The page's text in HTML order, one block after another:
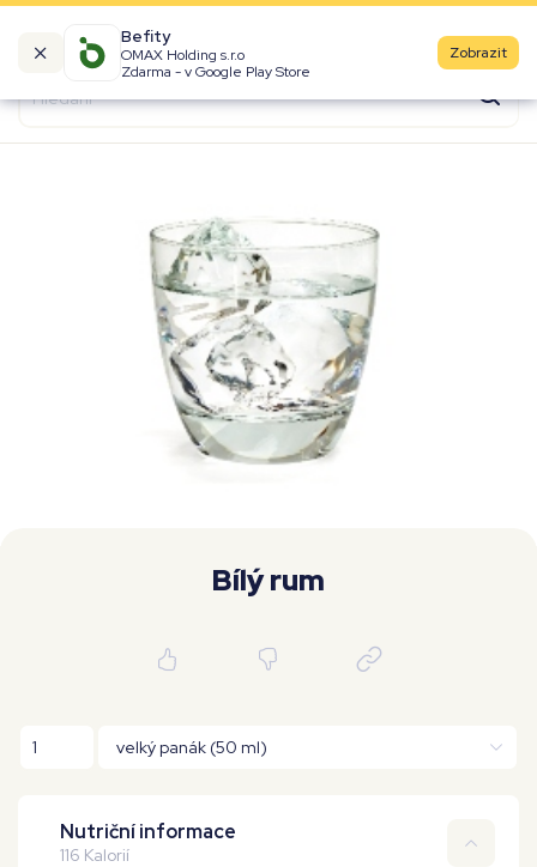
Befity
OMAX Holding s.r.o
Zdarma - v Google Play Store
Zobrazit
Kalorické tabulky
Značky
Fast Food
Denní aktivity
Bílý rum
Nutriční informace
116 Kalorií